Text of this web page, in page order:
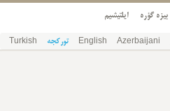
بیزه گؤره ایلتیشیم
Azerbaijani
English تورکجه Turkish